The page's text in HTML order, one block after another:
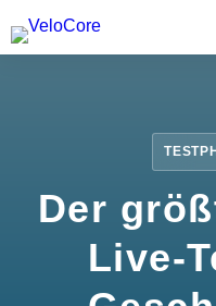
Partnerprogramm
Der
Live-